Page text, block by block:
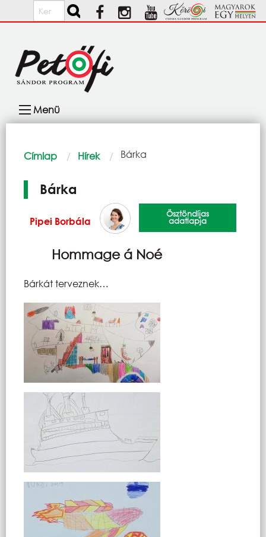
Ugrás a tartalomra
Keresés
navigáció
Menü
Morzsa
Címlap Hírek Current:
Bárka
Bárka
Pipei Borbála
Ösztöndíjas
adatlapja
Hommage á Noé
Bárkát terveznek…